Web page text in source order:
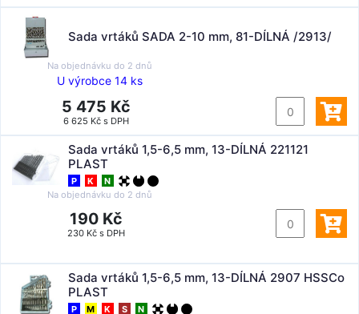
Sada vrtáků SADA 2-10 mm, 81-DÍLNÁ /2913/
Na objednávku do 2 dnů
U výrobce 14 ks
5 475 Kč
6 625 Kč s DPH
Sada vrtáků 1,5-6,5 mm, 13-DÍLNÁ 221121
PLAST
P K
N
Na objednávku do 2 dnů
190 Kč
230 Kč s DPH
Sada vrtáků 1,5-6,5 mm, 13-DÍLNÁ 2907 HSSCo
PLAST
P M K S N